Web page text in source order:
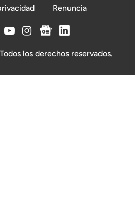
Renuncia
los derechos reservados.